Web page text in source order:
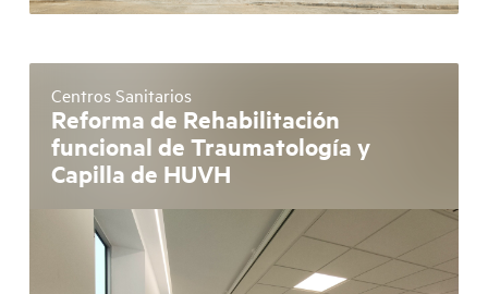
Centros Sanitarios
Reforma de Rehabilitación
funcional de Traumatología y
Capilla de HUVH